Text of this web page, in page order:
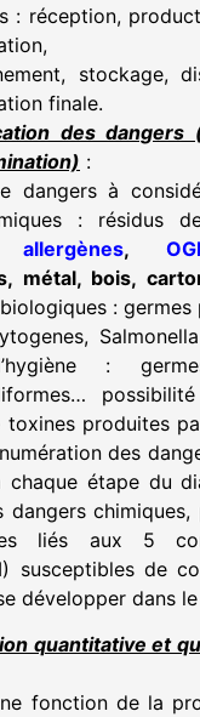
: réception,
stockage,
finale.
des dangers
:
dangers à
: résidus
allergènes,
métal, bois,
: germes
:
possibilité
produites
des
étape du
chimiques,
liés aux 5
susceptibles de
développer dans
quantitative et
fonction de la